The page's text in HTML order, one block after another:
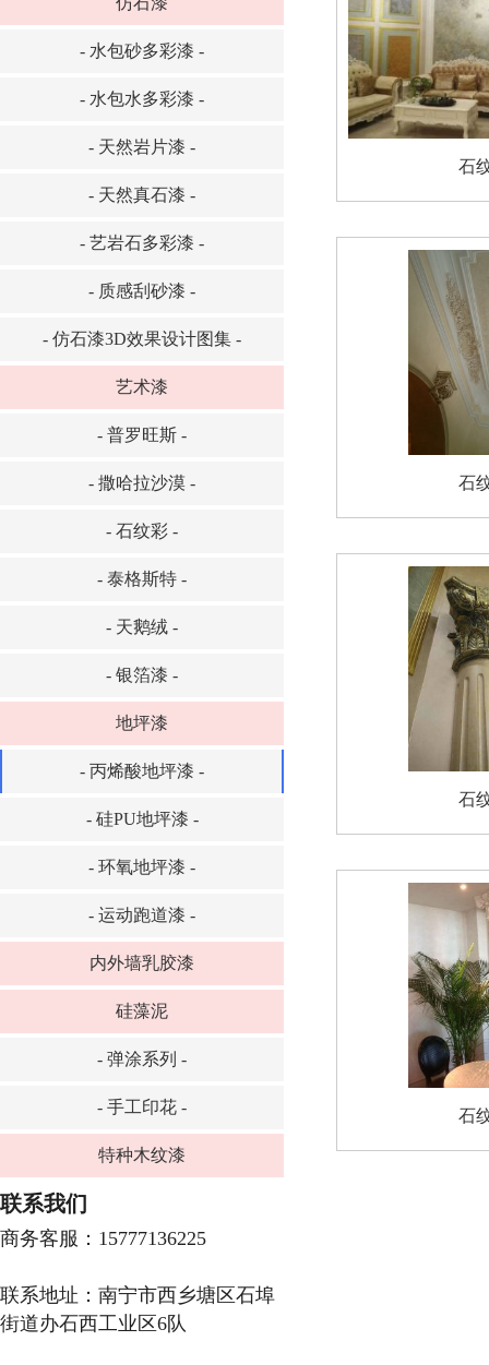
- 水包砂多彩漆 -
- 水包水多彩漆 -
- 天然岩片漆 -
- 天然真石漆 -
- 艺岩石多彩漆 -
- 质感刮砂漆 -
- 仿石漆3D效果设计图集 -
艺术漆
- 普罗旺斯 -
- 撒哈拉沙漠 -
- 石纹彩 -
- 泰格斯特 -
- 天鹅绒 -
- 银箔漆 -
地坪漆
- 丙烯酸地坪漆 -
- 硅PU地坪漆 -
- 环氧地坪漆 -
- 运动跑道漆 -
内外墙乳胶漆
硅藻泥
- 弹涂系列 -
- 手工印花 -
特种木纹漆
联系我们
商务客服：15777136225
联系地址：南宁市西乡塘区石埠
街道办石西工业区6队
石
石
石
石